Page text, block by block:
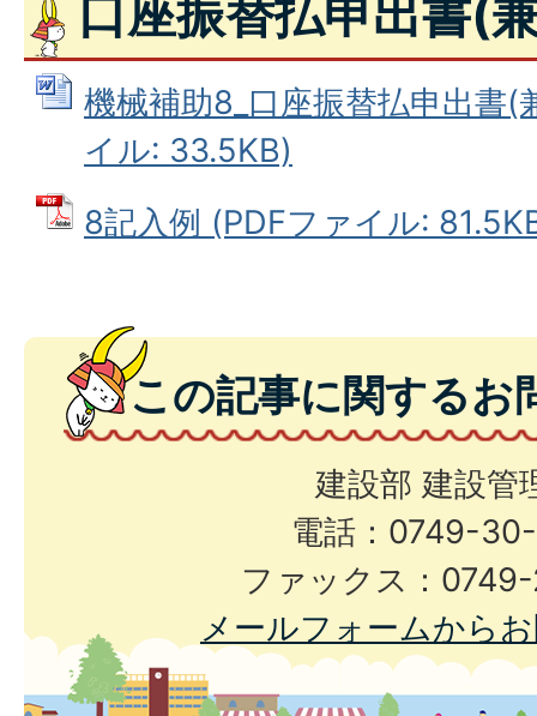
口座振替払申出書(
機械補助8_口座振替払申出書
イル: 33.5KB)
8記入例 (PDFファイル:
この記事に関するお
建設部 建設管
電話：0749-
ファックス：
メールフォームから